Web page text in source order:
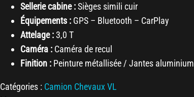
Sellerie cabine :Sièges simili cuir
Équipements : GPS – Bluetooth – CarPlay
Attelage : 3,0 T
Caméra : Caméra de recul
Finition : Peinture métallisée / Jantes aluminium
Catégories : Camion Chevaux VL